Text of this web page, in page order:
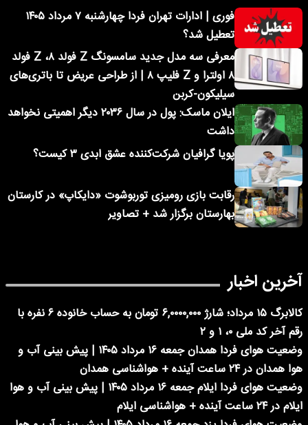
فوری | ادارات تهران فردا چهارشنبه ۷ مرداد ۱۴۰۵
تعطیل شد؟
معرفی سه مدل جدید سامسونگ Z فولد ۸، Z فولد
۸ اولترا و Z فلیپ ۸ | از طراحی عریض تا باتری‌های
سیلیکون-کربن
ایلان ماسک: پول در سال ۲۰۳۶ دیگر اهمیتی نخواهد
داشت
پویا گرافیان شرکت‌کننده عشق ابدی ۳ کیست؟
رقابت بازی رومیزی توربوشوت «دایکاپ» در کارستان
بهارستان برگزار شد + تصاویر
آخرین اخبار
کالابرگ ۱۵ مرداد؛ شارژ ۶,۰۰۰۰,۰۰۰ تومان به حساب خانوده ۶ نفره با
رقم آخر کد ملی ۰، ۱ و ۲
وضعیت هوای فردا همدان جمعه ۱۶ مرداد ۱۴۰۵ | پیش بینی آب و
هوا همدان در ۲۴ ساعت آینده + هواشناسی همدان
وضعیت هوای فردا ایلام جمعه ۱۶ مرداد ۱۴۰۵ | پیش بینی آب و هوا
ایلام در ۲۴ ساعت آینده + هواشناسی ایلام